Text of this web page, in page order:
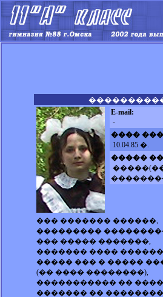
E-mail:
-
����
10.04.85 �.
�����
��� ������� ������,
���������
��� ����� �������,
������� ����
����� ��� � �����
(�� ���� ��������),
����������� ��
������� ��